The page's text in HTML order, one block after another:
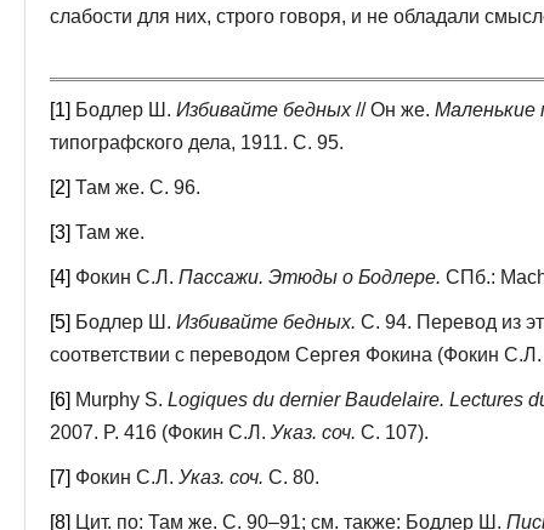
слабости для них, строго говоря, и не обладали
[1] Бодлер Ш. Избивайте бедных// Он же. Маленькие
типографского дела, 1911. С. 95.
[2] Там же. С. 96.
[3] Там же.
[4] Фокин С.Л. Пассажи. Этюды о Бодлере. СПб.:
[5] Бодлер Ш. Избивайте бедных. С. 94. Перевод из
соответствии с переводом Сергея Фокина (Фокин
[6] Murphy S. Logiques du dernier Baudelaire. Lectures
2007. P. 416 (Фокин С.Л. Указ. соч. С. 107).
[7] Фокин С.Л. Указ. соч. С. 80.
[8] Цит. по: Там же. С. 90–91; см. также: Бодлер Ш.